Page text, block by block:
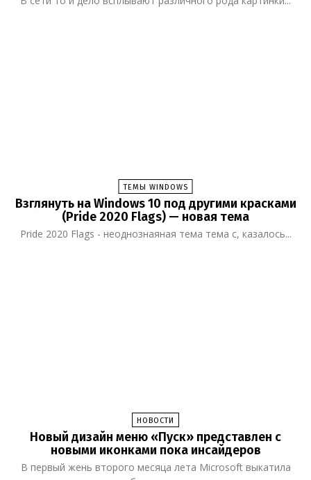
ТЕМЫ WINDOWS
Взглянуть на Windows 10 под другими красками
(Pride 2020 Flags) — новая тема
Pride 2020 Flags - неоднознаяная тема тема с, казалось...
НОВОСТИ
Новый дизайн меню «Пуск» представлен с
новыми иконками пока инсайдеров
В первый жень второго месяца лета Microsoft выкатила